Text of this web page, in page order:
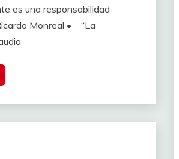
es una responsabilidad
Monreal • “La